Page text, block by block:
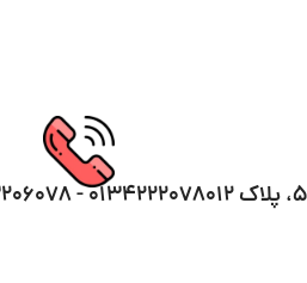
01342220780 - 09153206078